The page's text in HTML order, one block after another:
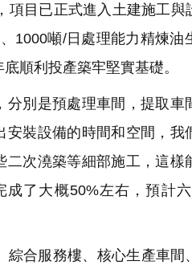
目已正式進入土建施工與
1000噸/日處理能力精煉油
順利投產築牢堅實基礎。
別是預處理車間，提取車
裝設備的時間和空間，我
次澆築等細部施工，這樣
了大概50%左右，預計
合服務樓、核心生產車間